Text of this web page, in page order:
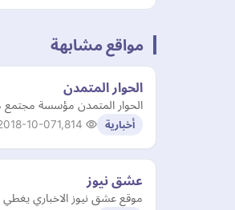
مواقع مشابهة
الحوار المتمدن
الحوار المتمدن مؤسسة مجتمع
أخبارية 10-07
عشق نيوز
موقع عشق نيوز الاخباري يغطي